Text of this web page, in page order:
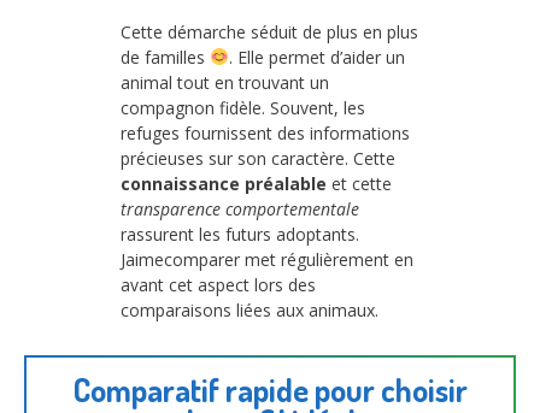
Cette démarche séduit de plus en plus
de familles
. Elle permet d’aider un
animal tout en trouvant un
compagnon fidèle. Souvent, les
refuges fournissent des informations
précieuses sur son caractère. Cette
connaissance préalable et cette
transparence comportementale
rassurent les futurs adoptants.
Jaimecomparer met régulièrement en
avant cet aspect lors des
comparaisons liées aux animaux.
Comparatif rapide pour choisir